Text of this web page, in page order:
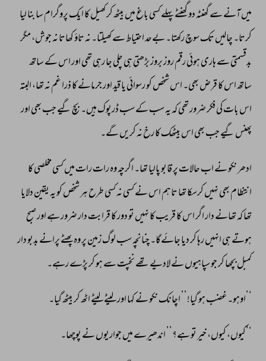
میں آنے سے گھنٹہ دو گھنٹے پہلے کسی باغ میں بیٹھ کر کھیل کا ایک پروگرام سا بنا لیا
کرتا۔ چالیں تک سوچ رکھتا۔ بےحد احتیاط سے کھیلتا۔ نہ تاؤ کھاتا نہ جوش، مگر
بدقسمتی سے ہاری ہوئی رقم روز بروز بڑھتی ہی چلی جا رہی تھی اور اس کے ساتھ
ساتھ اس کا قرض بھی۔ اس شخص کو رسوائی یا قید اور جرمانے کا ذرا غم نہ تھا، البتہ
اس بات کی فکر ضرور تھی کہ یہ سب کے سب ڈرپوک ہیں۔ بچ گیے جب بھی اور
پھنس گیے جب بھی اس بیٹھک کا رخ نہ کریں گے۔
ادھر نکو نے اب حالات پر قابو پالیا تھا۔ اگرچہ وہ رات رات میں کسی مخلصی کا
انتظام بھی نہیں کرسکا تھا تاہم اس نے کسی نہ کسی طرح ہر شخص کو یہ یقین دلایا
تھا کہ تھانے دار اگر اس کا قریب کا نہیں تو دور کا قرابت دار ضرور ہے اور صبح
ہوتے ہی انہیں رہا کر دیا جائےگا۔ چنانچہ سب لوگ زمین پر وہ پھٹے پرانے بدبو دار
کمبل بچھا کر جو سپاہیوں نے لادیے تھے نخپت سے ہو کر پڑے رہے۔
‘’اوہو۔ غضب ہو گیا!’’ اچانک نکو نے کہا اور لیٹے لیٹے اٹھ کر بیٹھ گیا۔
‘’کیوں، کیوں، خیر تو ہے؟’’ اندھیرے میں جواریوں نے پوچھا۔